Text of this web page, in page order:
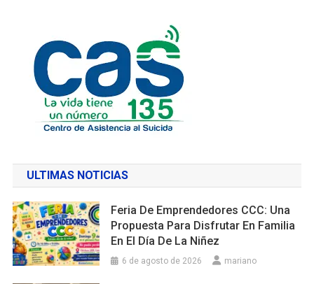
ULTIMAS NOTICIAS
Feria De Emprendedores CCC: Una
Propuesta Para Disfrutar En Familia
En El Día De La Niñez
6 de agosto de 2026 mariano